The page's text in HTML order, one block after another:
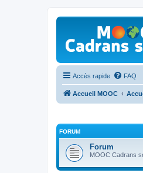
Accès rapide FAQ
Accueil MOOC
FORUM
Forum
MOOC Cadrans